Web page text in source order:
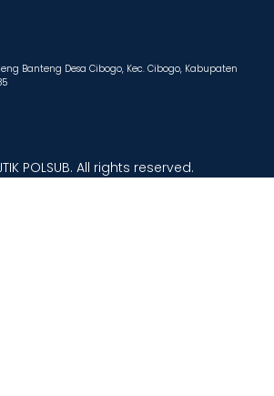
Banteng Desa Cibogo, Kec. Cibogo, Kabupaten
POLSUB. All rights reserved.